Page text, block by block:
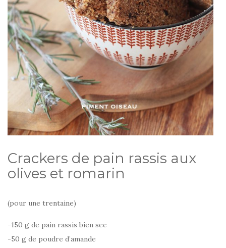
Crackers de pain rassis aux
olives et romarin
(pour une trentaine)
-150 g de pain rassis bien sec
-50 g de poudre d’amande